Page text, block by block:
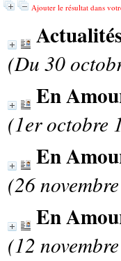
Ajouter le résultat dans
(Du 30
En
(1er octobre
En
(26
En
(12